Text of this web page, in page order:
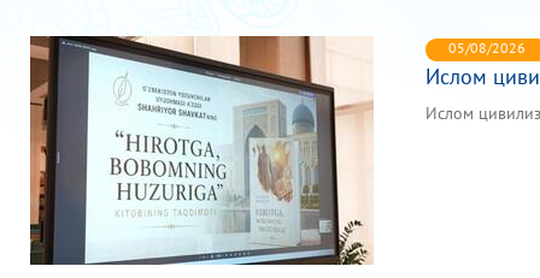
05/08/2026
Ислом
Ислом